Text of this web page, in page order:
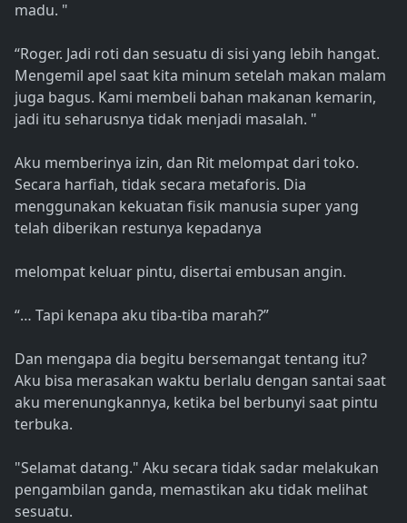
madu. "
“Roger. Jadi roti dan sesuatu di sisi yang lebih hangat.
Mengemil apel saat kita minum setelah makan malam
juga bagus. Kami membeli bahan makanan kemarin,
jadi itu seharusnya tidak menjadi masalah. "
Aku memberinya izin, dan Rit melompat dari toko.
Secara harfiah, tidak secara metaforis. Dia
menggunakan kekuatan fisik manusia super yang
telah diberikan restunya kepadanya
melompat keluar pintu, disertai embusan angin.
“… Tapi kenapa aku tiba-tiba marah?”
Dan mengapa dia begitu bersemangat tentang itu?
Aku bisa merasakan waktu berlalu dengan santai saat
aku merenungkannya, ketika bel berbunyi saat pintu
terbuka.
"Selamat datang." Aku secara tidak sadar melakukan
pengambilan ganda, memastikan aku tidak melihat
sesuatu.